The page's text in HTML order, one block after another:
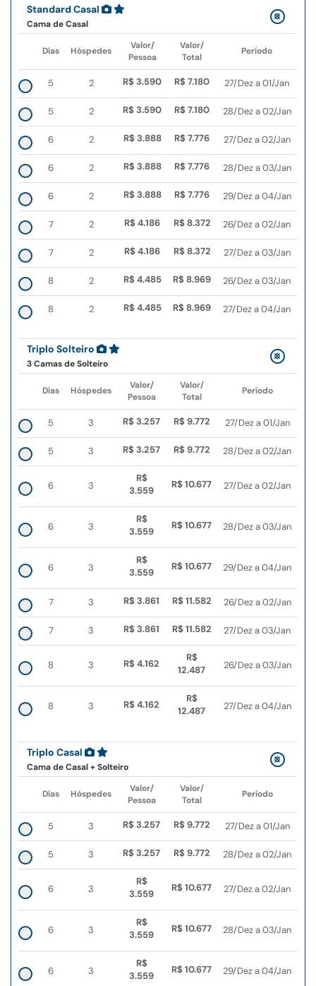
Standard Casal
Cama de Casal
Dias Hóspedes
Valor/
Pessoa
Valor/
Total
Período
5 2 R$ 3.590 R$ 7.180 27/Dez a 01/Jan
5 2 R$ 3.590 R$ 7.180 28/Dez a 02/Jan
6 2 R$ 3.888 R$ 7.776 27/Dez a 02/Jan
6 2 R$ 3.888 R$ 7.776 28/Dez a 03/Jan
6 2 R$ 3.888 R$ 7.776 29/Dez a 04/Jan
7 2 R$ 4.186 R$ 8.372 26/Dez a 02/Jan
7 2 R$ 4.186 R$ 8.372 27/Dez a 03/Jan
8 2 R$ 4.485 R$ 8.969 26/Dez a 03/Jan
8 2 R$ 4.485 R$ 8.969 27/Dez a 04/Jan
Triplo Solteiro
3 Camas de Solteiro
Dias Hóspedes
Valor/
Pessoa
Valor/
Total
Período
5 3 R$ 3.257 R$ 9.772 27/Dez a 01/Jan
5 3 R$ 3.257 R$ 9.772 28/Dez a 02/Jan
6 3
R$
3.559
R$ 10.677 27/Dez a 02/Jan
6 3
R$
3.559
R$ 10.677 28/Dez a 03/Jan
6 3
R$
3.559
R$ 10.677 29/Dez a 04/Jan
7 3 R$ 3.861 R$ 11.582 26/Dez a 02/Jan
7 3 R$ 3.861 R$ 11.582 27/Dez a 03/Jan
8 3 R$ 4.162
R$
12.487
26/Dez a 03/Jan
8 3 R$ 4.162
R$
12.487
27/Dez a 04/Jan
Triplo Casal
Cama de Casal + Solteiro
Dias Hóspedes
Valor/
Pessoa
Valor/
Total
Período
5 3 R$ 3.257 R$ 9.772 27/Dez a 01/Jan
5 3 R$ 3.257 R$ 9.772 28/Dez a 02/Jan
6 3
R$
3.559
R$ 10.677 27/Dez a 02/Jan
6 3
R$
3.559
R$ 10.677 28/Dez a 03/Jan
6 3
R$
3.559
R$ 10.677 29/Dez a 04/Jan